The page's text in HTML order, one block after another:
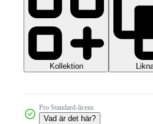
Kollektion
Pro Standard-licens
Vad är det här?